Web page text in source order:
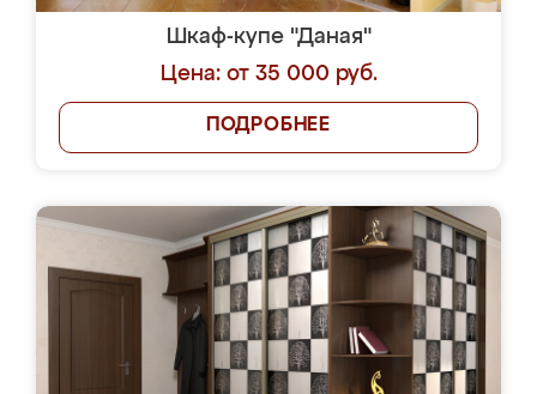
Шкаф-купе "Даная"
Цена: от 35 000 руб.
ПОДРОБНЕЕ